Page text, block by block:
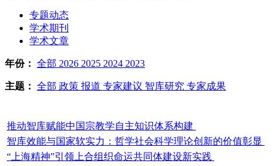
专题动态
学术期刊
学术文章
年份： 全部 2026 2025 2024 2023
主题： 全部 政策 报道 专家建议 智库研究 专家成果
推动智库赋能中国宗教学自主知识体系构建
智库效能与国家软实力：哲学社会科学理论创新的价值彰显
“上海精神”引领上合组织命运共同体建设新实践